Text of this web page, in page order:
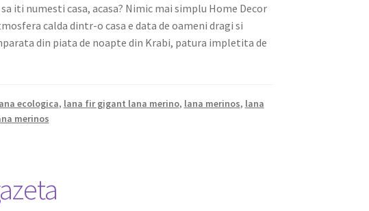
iti numesti casa, acasa? Nimic mai simplu Home Decor
calda dintr-o casa e data de oameni dragi si
din piata de noapte din Krabi, patura impletita de
ecologica, lana fir gigant lana merino, lana merinos, lana
merinos